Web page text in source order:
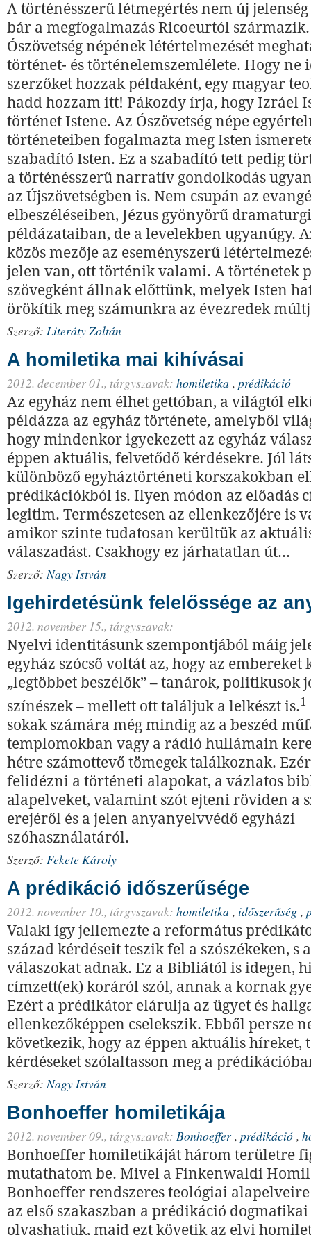
A történésszerű létmegértés nem új
bár a megfogalmazás Ricoeurtól
Ószövetség népének létértelmezését
történet- és történelemszemlélete. Hogy ne
szerzőket hozzak példaként, egy magyar
hadd hozzam itt! Pákozdy írja, hogy Izráel
történet Istene. Az Ószövetség népe
történeteiben fogalmazta meg Isten
szabadító Isten. Ez a szabadító tett pedig
a történésszerű narratív gondolkodás
az Újszövetségben is. Nem csupán az
elbeszéléseiben, Jézus gyönyörű
példázataiban, de a levelekben ugyanúgy.
közös mezője az eseményszerű
jelen van, ott történik valami. A történetek
szövegként állnak előttünk, melyek Isten
örökítik meg számunkra az évezredek
Szerző: Literáty Zoltán
A homiletika mai kihívásai
2012. december 01., tárgyszavak: homiletika , prédikáció
Az egyház nem élhet gettóban, a világtól
példázza az egyház története, amelyből
hogy mindenkor igyekezett az egyház
éppen aktuális, felvetődő kérdésekre. Jól
különböző egyháztörténeti korszakokban
prédikációkból is. Ilyen módon az előadás
legitim. Természetesen az ellenkezőjére is
amikor szinte tudatosan kerültük az
válaszadást. Csakhogy ez járhatatlan út...
Szerző:Nagy István
Igehirdetésünk felelőssége az
2012. november 15., tárgyszavak:
Nyelvi identitásunk szempontjából máig
egyház szócső voltát az, hogy az embereket
„legtöbbet beszélők” – tanárok, politikusok
színészek – mellett ott találjuk a lelkészt is.1
sokak számára még mindig az a beszéd
templomokban vagy a rádió hullámain
hétre számottevő tömegek találkoznak.
felidézni a történeti alapokat, a vázlatos
alapelveket, valamint szót ejteni röviden a
erejéről és a jelen anyanyelvvédő egyházi
szóhasználatáról.
Szerző: Fekete Károly
A prédikáció időszerűsége
2012. november 10., tárgyszavak: homiletika , időszerűség ,
Valaki így jellemezte a református
század kérdéseit teszik fel a szószékeken, s
válaszokat adnak. Ez a Bibliától is idegen,
címzett(ek) koráról szól, annak a kornak
Ezért a prédikátor elárulja az ügyet és
ellenkezőképpen cselekszik. Ebből persze
következik, hogy az éppen aktuális híreket,
kérdéseket szólaltasson meg a
Szerző:Nagy István
Bonhoeffer homiletikája
2012. november 09., tárgyszavak: Bonhoeffer , prédikáció ,
Bonhoeffer homiletikáját három területre
mutathatom be. Mivel a Finkenwaldi
Bonhoeffer rendszeres teológiai
az első szakaszban a prédikáció
olvashatjuk, majd ezt követik az elvi